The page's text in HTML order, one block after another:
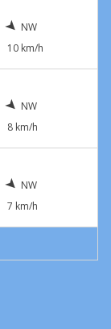
NW
10 km/h
NW
8 km/h
NW
7 km/h